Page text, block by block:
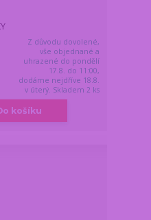
Z důvodu dovolené,
vše objednané a
uhrazené do pondělí
17.8. do 11:00,
dodáme nejdříve 18.8.
v úterý. Skladem 2 ks
košíku